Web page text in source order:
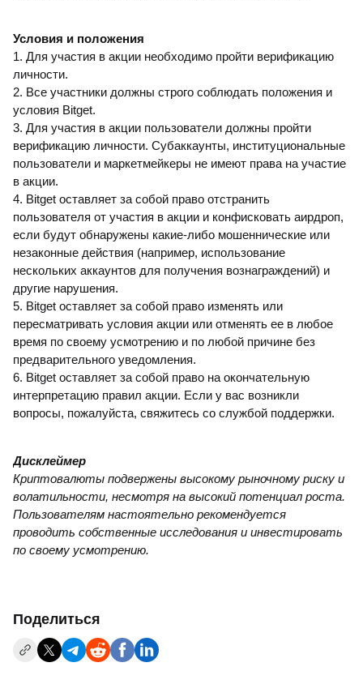
Условия и положения
1. Для участия в акции необходимо пройти верификацию
личности.
2. Все участники должны строго соблюдать положения и
условия Bitget.
3. Для участия в акции пользователи должны пройти
верификацию личности. Субаккаунты, институциональные
пользователи и маркетмейкеры не имеют права на участие
в акции.
4. Bitget оставляет за собой право отстранить
пользователя от участия в акции и конфисковать аирдроп,
если будут обнаружены какие-либо мошеннические или
незаконные действия (например, использование
нескольких аккаунтов для получения вознаграждений) и
другие нарушения.
5. Bitget оставляет за собой право изменять или
пересматривать условия акции или отменять ее в любое
время по своему усмотрению и по любой причине без
предварительного уведомления.
6. Bitget оставляет за собой право на окончательную
интерпретацию правил акции. Если у вас возникли
вопросы, пожалуйста, свяжитесь со службой поддержки.
Дисклеймер
Криптовалюты подвержены высокому рыночному риску и
волатильности, несмотря на высокий потенциал роста.
Пользователям настоятельно рекомендуется
проводить собственные исследования и инвестировать
по своему усмотрению.
Поделиться